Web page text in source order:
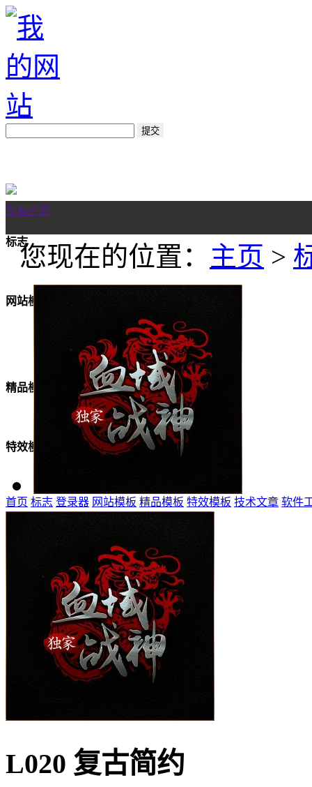
所有产品
标志
网站模板
精品模板
特效模板
首页 标志 登录器 网站模板 精品模板 特效模板 技术文章 软件
您现在的位置： 主页 >
L020 复古简约